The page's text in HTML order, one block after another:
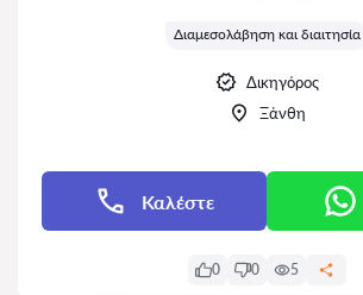
Διαμεσολάβηση και διαιτησία
Δικηγόρος
Ξάνθη
Καλέστε
0 0 5